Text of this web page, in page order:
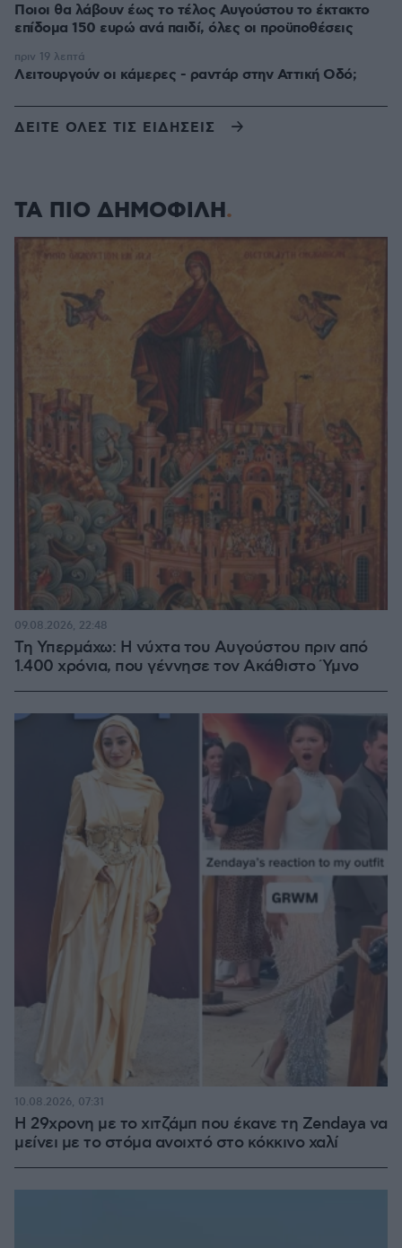
Ποιοι θα λάβουν έως το τέλος Αυγούστου το έκτακτο
επίδομα 150 ευρώ ανά παιδί, όλες οι προϋποθέσεις
Λειτουργούν οι κάμερες - ραντάρ στην Αττική Οδό;
πριν 19 λεπτά
ΔΕΙΤΕ ΟΛΕΣ ΤΙΣ ΕΙΔΗΣΕΙΣ
ΤΑ ΠΙΟ ΔΗΜΟΦΙΛΗ
Τη Υπερμάχω: Η νύχτα του Αυγούστου πριν από
1.400 χρόνια, που γέννησε τον Ακάθιστο Ύμνο
09.08.2026, 22:48
Η 29χρονη με το χιτζάμπ που έκανε τη Zendaya να
μείνει με το στόμα ανοιχτό στο κόκκινο χαλί
10.08.2026, 07:31